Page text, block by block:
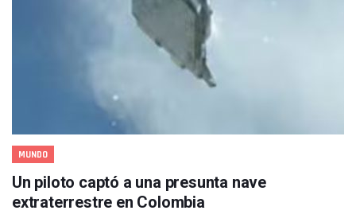
Gobierno De Vallarta Pide No Salir De Casa Y No Abrir
Reportan Captura Y Muerte De “El Mencho” En Medio De
Enfrentamientos Y Narcobloqueos Son Por Operativo En
Narcobloqueos Causan Pánico Y Tensión En Puerto
Justicia Penal-Oral Sigue Rezagada A 10 Años De La
Polvo, Ruido, Máquinas… Así Las Obras Inconclusas En El
Incendio En Taller De Vehículos Pesados En San Juan De
Mueren 8 Personas De Bahía De Banderas En Operativo
Personas Therian Convocan A Mega Convivio En
MUNDO
Un piloto captó a una presunta nave
extraterrestre en Colombia